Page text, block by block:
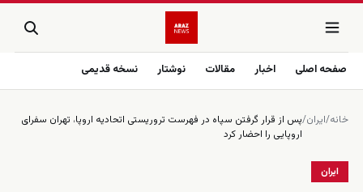
صفحه اصلی اخبار مقالات نوشتار نسخه قدیمی
خانه/ایران/پس از قرار گرفتن سپاه در فهرست تروريستى اتحاديه اروپا، تهران سفراى
اروپايى را احضار كرد
ایران